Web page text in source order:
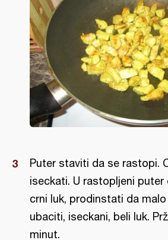
Puter staviti da se rastopi.
iseckati. U rastopljeni puter
crni luk, prodinstati da
ubaciti, iseckani, beli luk.
minut.